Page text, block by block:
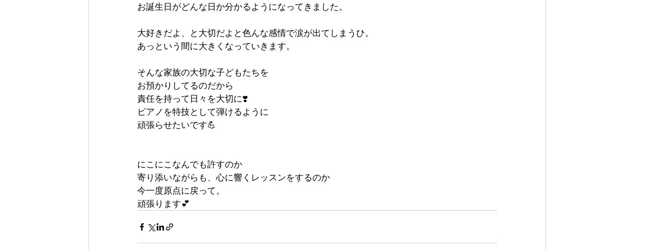
お誕生日がどんな日か分かるようになってきました。
大好きだよ、と大切だよと色んな感情で涙が出てしまうひ。
あっという間に大きくなっていきます。
そんな家族の大切な子どもたちを
お預かりしてるのだから
責任を持って日々を大切に❣️
ピアノを特技として弾けるように
頑張らせたいです💪
にこにこなんでも許すのか
寄り添いながらも、心に響くレッスンをするのか
今一度原点に戻って。
頑張ります💕